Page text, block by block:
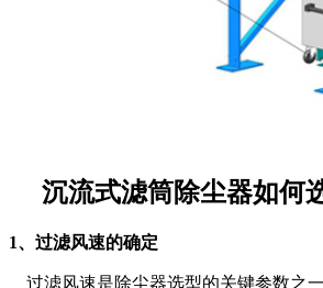
沉流式滤筒除尘器如何
1、过滤风速的确定
过滤风速是除尘器选型的关键参数之